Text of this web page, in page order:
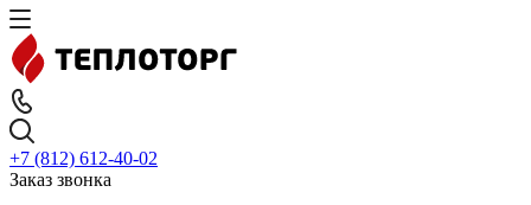
+7 (812) 612-40-02
Заказ звонка